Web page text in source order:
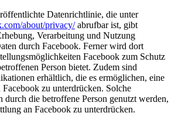
Datenrichtlinie, die unter
about/privacy/abrufbar ist, gibt
Verarbeitung und Nutzung
durch Facebook. Ferner wird dort
Facebook zum Schutz
Person bietet. Zudem sind
erhältlich, die es ermöglichen, eine
zu unterdrücken. Solche
die betroffene Person genutzt werden,
an Facebook zu unterdrücken.